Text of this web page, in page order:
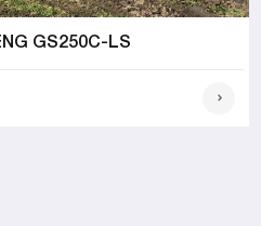
GS250C-LS